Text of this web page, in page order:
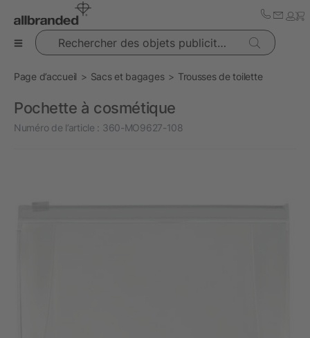
Rechercher des objets publicitaires
Page d’accueil Sacs et bagages Trousses de toilette
Pochette à cosmétique
Numéro de l’article : 360-MO9627-108